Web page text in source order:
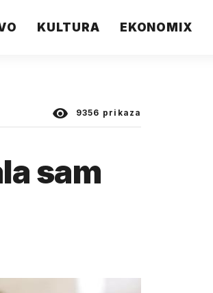
KULTURA EKONOMIX
9356 prikaza
sam